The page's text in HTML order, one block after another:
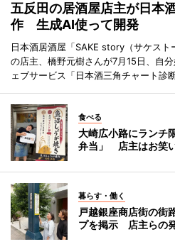
五反田の居酒屋店主が日本
作 生成AI使って開発
日本酒居酒屋「SAKE story（サケスト
の店主、橋野元樹さんが7月15日、自
ェブサービス「日本酒三角チャート診
食べる
大崎広小路にランチ
弁当」 店主はお笑
暮らす・働く
戸越銀座商店街の街
プを掲示 店主らの